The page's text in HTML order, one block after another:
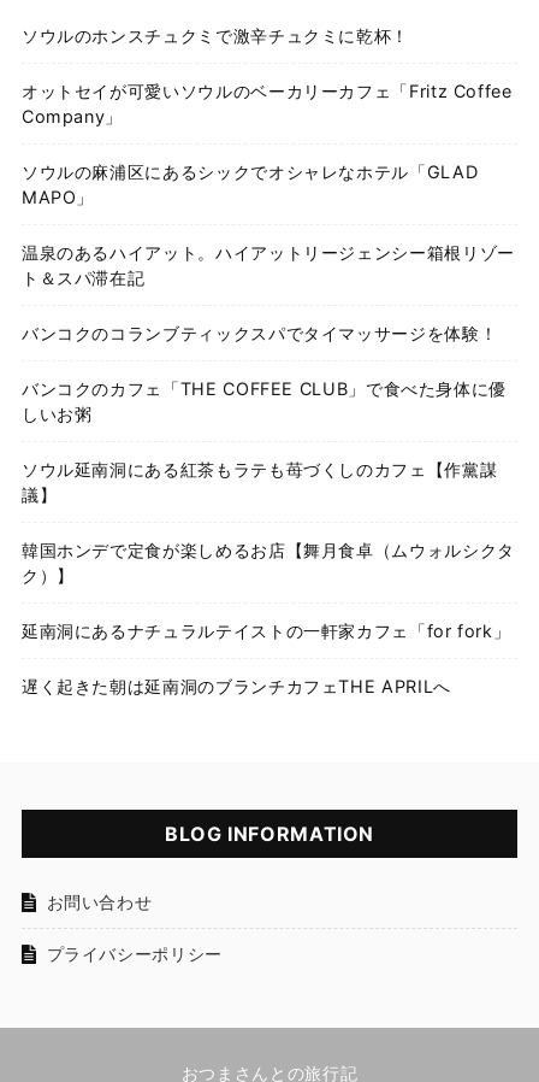
ソウルのホンスチュクミで激辛チュクミに乾杯！
オットセイが可愛いソウルのベーカリーカフェ「Fritz Coffee
Company」
ソウルの麻浦区にあるシックでオシャレなホテル「GLAD
MAPO」
温泉のあるハイアット。ハイアットリージェンシー箱根リゾー
ト＆スパ滞在記
バンコクのコランブティックスパでタイマッサージを体験！
バンコクのカフェ「THE COFFEE CLUB」で食べた身体に優
しいお粥
ソウル延南洞にある紅茶もラテも苺づくしのカフェ【作黨謀
議】
韓国ホンデで定食が楽しめるお店【舞月食卓（ムウォルシクタ
ク）】
延南洞にあるナチュラルテイストの一軒家カフェ「for fork」
遅く起きた朝は延南洞のブランチカフェTHE APRILへ
BLOG INFORMATION
お問い合わせ
プライバシーポリシー
おつまさんとの旅行記